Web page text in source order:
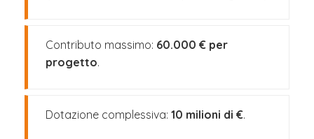
Contributo massimo: 60.000 € per
progetto.
Dotazione complessiva: 10 milioni di €.